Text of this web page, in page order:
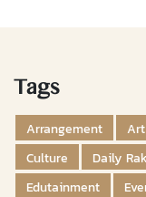
Tags
Arrangement Art
Culture
Daily
Edutainment